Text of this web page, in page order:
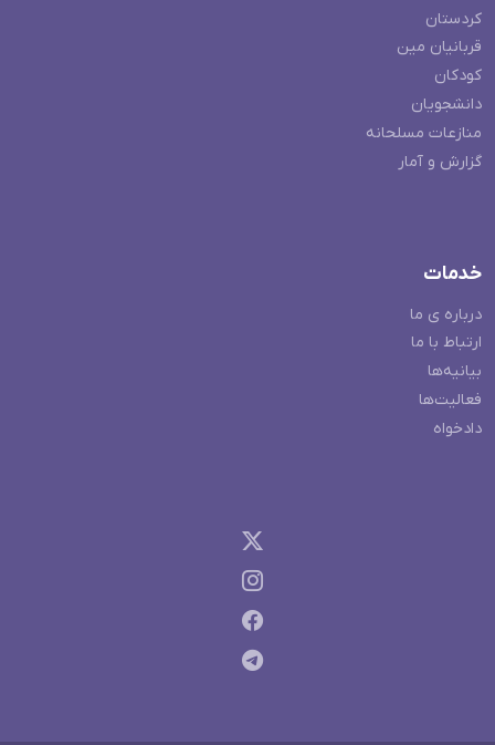
کردستان
قربانیان مین
کودکان
دانشجویان
منازعات مسلحانه
گزارش و آمار
خدمات
درباره ی ما
ارتباط با ما
بیانیه‌ها
فعالیت‌ها
دادخواه